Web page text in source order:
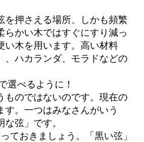
を押さえる場所、しかも頻繁
らかい木ではすぐにすり減っ
い木を用います。高い材料
、ハカランダ、モラドなどの
選べるように！
ものではないのです。現在の
。一つはみなさんがいう
な弦」です。
ておきましょう。「黒い弦」